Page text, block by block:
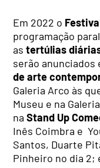
Em 2022 o
programação
astertúlias
serão
de arte
Galeria Arco às
Museu e na
naStand Up
Inês Coimbra e
Santos, Duarte
Pinheiro no dia 2;